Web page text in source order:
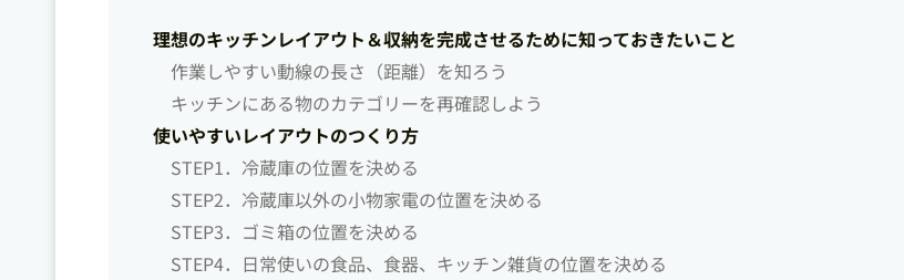
理想のキッチンレイアウト＆収納を完成させるために知っておきたいこと
作業しやすい動線の長さ（距離）を知ろう
キッチンにある物のカテゴリーを再確認しよう
使いやすいレイアウトのつくり方
STEP1．冷蔵庫の位置を決める
STEP2．冷蔵庫以外の小物家電の位置を決める
STEP3．ゴミ箱の位置を決める
STEP4．日常使いの食品、食器、キッチン雑貨の位置を決める